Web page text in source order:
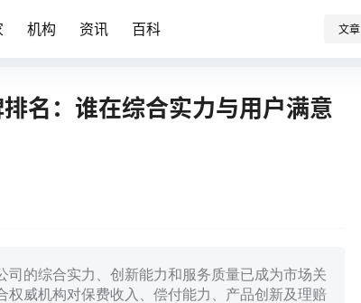
机构 资讯 百科 文章
名：谁在综合实力与用户满意
的综合实力、创新能力和服务质量已成为市场关
权威机构对保费收入、偿付能力、产品创新及理赔